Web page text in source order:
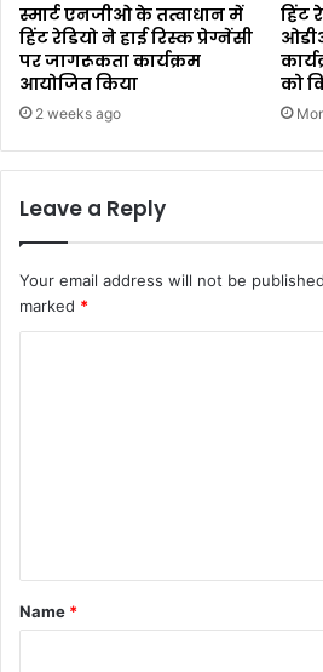
स्मार्ट एनजीओ के तत्वाधान में
हिंट रेडियो ने हाई रिस्क प्रेग्नेंसी
पर जागरूकता कार्यक्रम
आयोजित किया
2 weeks ago
हिंट
को
Leave a Reply
Your email address will not be
marked *
*
Name *